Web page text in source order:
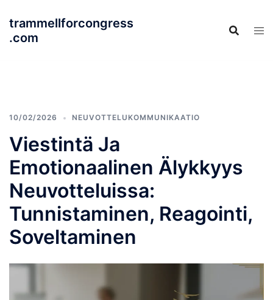
content
trammellforcongress
.com
10/02/2026 NEUVOTTELUKOMMUNIKAATIO
Viestintä Ja
Emotionaalinen Älykkyys
Neuvotteluissa:
Tunnistaminen, Reagointi,
Soveltaminen